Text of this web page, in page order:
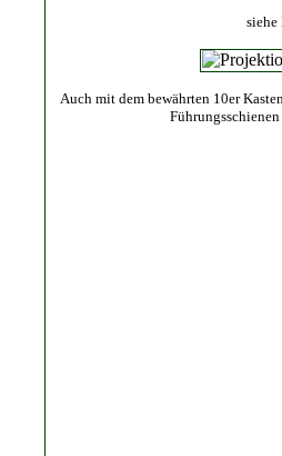
siehe
Auch mit dem bewährten 10er